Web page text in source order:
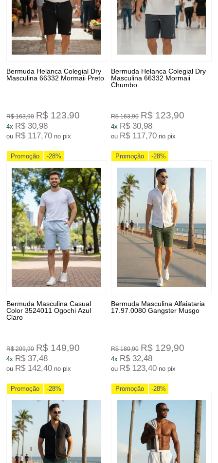
Bermuda Helanca Colegial Dry
Masculina 66332 Mormaii Preto
R$ 163,90 R$ 123,90
4x R$ 30,98
ou R$ 117,70 no pix
Bermuda Helanca Colegial Dry
Masculina 66332 Mormaii
Chumbo
R$ 163,90 R$ 123,90
4x R$ 30,98
ou R$ 117,70 no pix
Promoção -28%
Bermuda Masculina Casual
Color 3524011 Ogochi Azul
Claro
R$ 209,90 R$ 149,90
4x R$ 37,48
ou R$ 142,40 no pix
Promoção -28%
Bermuda Masculina Alfaiataria
17.97.0080 Gangster Musgo
R$ 180,90 R$ 129,90
4x R$ 32,48
ou R$ 123,40 no pix
Promoção -28% Promoção -28%